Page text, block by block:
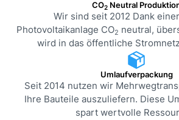
CO2 Neutral
Wir sind seit 2012 Dank
Photovoltaikanlage CO2 neutral,
wird in das öffentliche
Umlaufverpackung
Seit 2014 nutzen wir
Ihre Bauteile auszuliefern. Diese
spart wertvolle